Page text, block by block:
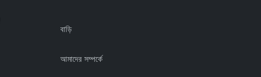
বাড়ি
আমাদের সম্পর্কে